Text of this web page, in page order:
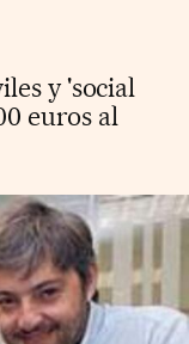
y 'social
euros al